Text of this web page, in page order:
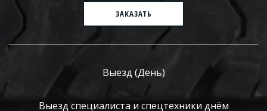
ЗАКАЗАТЬ
Выезд (День)
Выезд специалиста и спецтехники днём